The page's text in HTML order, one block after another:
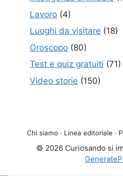
Lavoro (4)
Luoghi da visitare (18)
Oroscopo (80)
Test e quiz gratuiti (71)
Video storie (150)
Chi siamo · Linea editoriale ·
© 2026 Curiosando si